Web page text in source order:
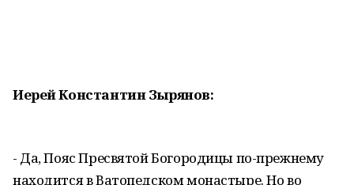
Иерей Константин Зырянов:
- Да, Пояс Пресвятой Богородицы по-прежнему
находится в Ватопедском монастыре. Но во